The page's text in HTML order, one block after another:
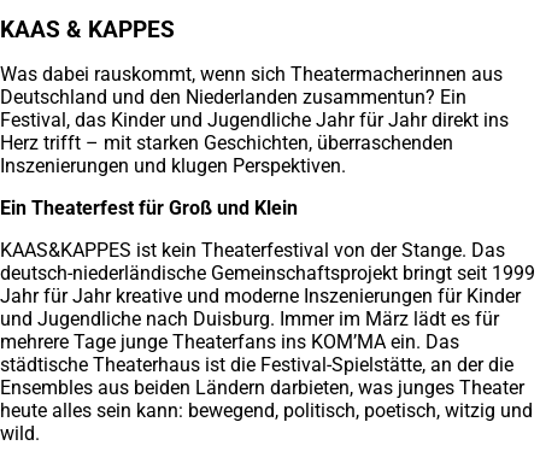
Tab)
KAAS & KAPPES
Was dabei rauskommt, wenn sich Theatermacherinnen aus
Deutschland und den Niederlanden zusammentun? Ein
Festival, das Kinder und Jugendliche Jahr für Jahr direkt ins
Herz trifft – mit starken Geschichten, überraschenden
Inszenierungen und klugen Perspektiven.
Ein Theaterfest für Groß und Klein
KAAS&KAPPES ist kein Theaterfestival von der Stange. Das
deutsch-niederländische Gemeinschaftsprojekt bringt seit 1999
Jahr für Jahr kreative und moderne Inszenierungen für Kinder
und Jugendliche nach Duisburg. Immer im März lädt es für
mehrere Tage junge Theaterfans ins KOM’MA ein. Das
städtische Theaterhaus ist die Festival-Spielstätte, an der die
Ensembles aus beiden Ländern darbieten, was junges Theater
heute alles sein kann: bewegend, politisch, poetisch, witzig und
wild.